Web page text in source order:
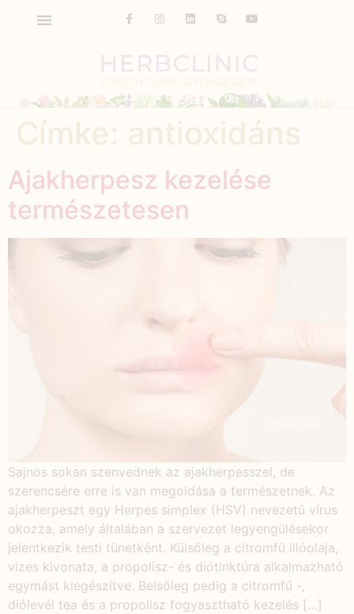
Ajakherpesz kezelése
természetesen
Sajnos sokan szenvednek az ajakherpesszel, de
szerencsére erre is van megoldása a természetnek. Az
ajakherpeszt egy Herpes simplex (HSV) nevezetű vírus
okozza, amely általában a szervezet legyengülésekor
jelentkezik testi tünetként. Külsőleg a citromfű illóolaja,
vizes kivonata, a propolisz- és diótinktúra alkalmazható
egymást kiegészítve. Belsőleg pedig a citromfű -,
diólevél tea és a propolisz fogyasztható kezelés […]